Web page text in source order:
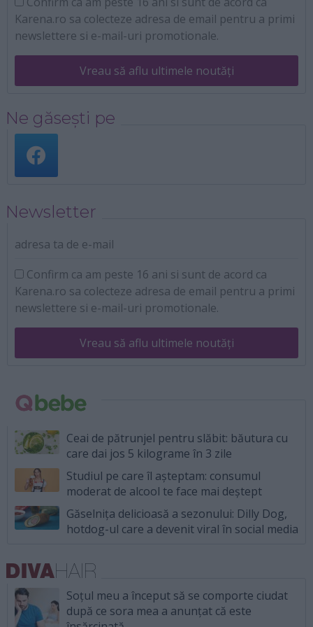
Karena.ro sa colecteze adresa de email pentru a primi
newslettere si e-mail-uri promotionale.
Vreau să aflu ultimele noutăți
Ne găsești pe
Newsletter
adresa ta de e-mail
Confirm ca am peste 16 ani si sunt de acord ca
Karena.ro sa colecteze adresa de email pentru a primi
newslettere si e-mail-uri promotionale.
Vreau să aflu ultimele noutăți
Ceai de pătrunjel pentru slăbit: băutura cu
care dai jos 5 kilograme în 3 zile
Studiul pe care îl așteptam: consumul
moderat de alcool te face mai deștept
Găselnița delicioasă a sezonului: Dilly Dog,
hotdog-ul care a devenit viral în social media
Soțul meu a început să se comporte ciudat
după ce sora mea a anunțat că este